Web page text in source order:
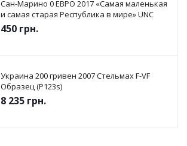
Сан-Марино 0 ЕВРО 2017 «Самая маленькая
и самая старая Республика в мире» UNC
450 грн.
Украина 200 гривен 2007 Стельмах F-VF
Образец (P123s)
8 235 грн.